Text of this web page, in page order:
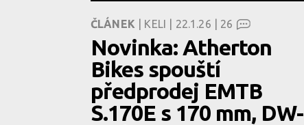
ČLÁNEK | KELI | 22.1.26 | 26
Novinka: Atherton
Bikes spouští
předprodej EMTB
S.170E s 170 mm, DW-